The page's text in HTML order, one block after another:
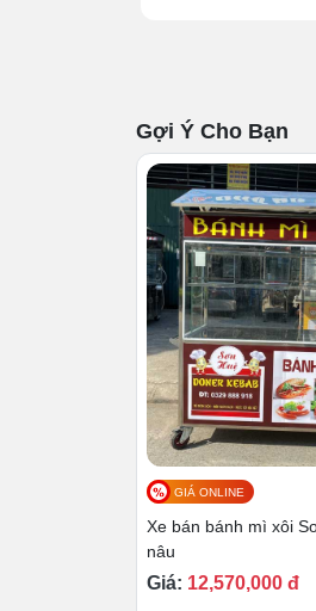
Khám
# Thiết kế
Gợi Ý Cho Bạn
GIÁ ONLINE
Xe bán bánh mì xôi
nâu
Giá: 12,570,000 đ